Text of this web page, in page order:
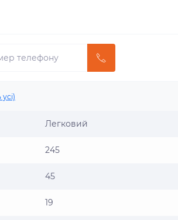
Легковий
245
45
19